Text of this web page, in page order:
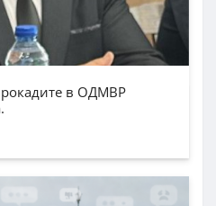
рокадите в ОДМВР